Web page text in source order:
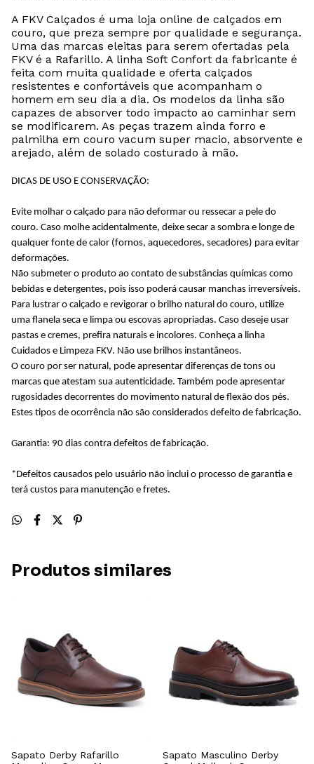
A FKV Calçados é uma loja online de calçados em
couro, que preza sempre por qualidade e segurança.
Uma das marcas eleitas para serem ofertadas pela
FKV é a Rafarillo. A linha Soft Confort da fabricante é
feita com muita qualidade e oferta calçados
resistentes e confortáveis que acompanham o
homem em seu dia a dia. Os modelos da linha são
capazes de absorver todo impacto ao caminhar sem
se modificarem. As peças trazem ainda forro e
palmilha em couro vacum super macio, absorvente e
arejado, além de solado costurado à mão.
DICAS DE USO E CONSERVAÇÃO:
Evite molhar o calçado para não deformar ou ressecar a pele do
couro. Caso molhe acidentalmente, deixe secar a sombra e longe de
qualquer fonte de calor (fornos, aquecedores, secadores) para evitar
deformações.
Não submeter o produto ao contato de substâncias químicas como
bebidas e detergentes, pois isso poderá causar manchas irreversíveis.
Para lustrar o calçado e revigorar o brilho natural do couro, utilize
uma flanela seca e limpa ou escovas apropriadas. Caso deseje usar
pastas e cremes, prefira naturais e incolores. Conheça a linha
Cuidados e Limpeza FKV. Não use brilhos instantâneos.
O couro por ser natural, pode apresentar diferenças de tons ou
marcas que atestam sua autenticidade. Também pode apresentar
rugosidades decorrentes do movimento natural de flexão dos pés.
Estes tipos de ocorrência não são considerados defeito de fabricação.
Garantia: 90 dias contra defeitos de fabricação.
*Defeitos causados pelo usuário não inclui o processo de garantia e
terá custos para manutenção e fretes.
Produtos similares
Sapato Derby Rafarillo
Sapato Masculino Derby